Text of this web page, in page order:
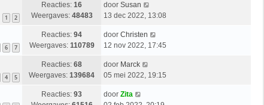
1 2
Reacties: 16
Weergaves: 48483
door Susan
13 dec 2022, 13:08
6 7
Reacties: 94
Weergaves: 110789
door Christen
12 nov 2022, 17:45
4 5
Reacties: 68
Weergaves: 139684
door Marck
05 mei 2022, 19:15
Reacties: 93
door Zita